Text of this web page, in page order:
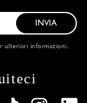
INVIA
ulteriori informazioni,